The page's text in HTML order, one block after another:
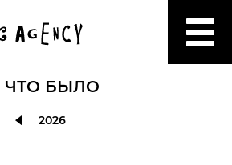
ЧТО БЫЛО
2026